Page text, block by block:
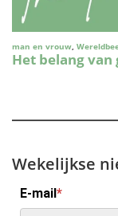
Wekelijkse